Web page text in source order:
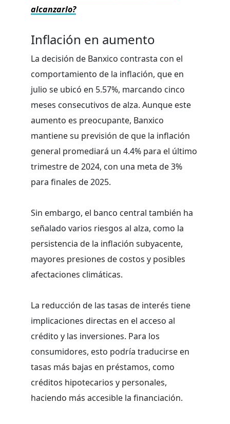
alcanzarlo?
Inflación en aumento
La decisión de Banxico contrasta con el
comportamiento de la inflación, que en
julio se ubicó en 5.57%, marcando cinco
meses consecutivos de alza. Aunque este
aumento es preocupante, Banxico
mantiene su previsión de que la inflación
general promediará un 4.4% para el último
trimestre de 2024, con una meta de 3%
para finales de 2025.
Sin embargo, el banco central también ha
señalado varios riesgos al alza, como la
persistencia de la inflación subyacente,
mayores presiones de costos y posibles
afectaciones climáticas.
La reducción de las tasas de interés tiene
implicaciones directas en el acceso al
crédito y las inversiones. Para los
consumidores, esto podría traducirse en
tasas más bajas en préstamos, como
créditos hipotecarios y personales,
haciendo más accesible la financiación.